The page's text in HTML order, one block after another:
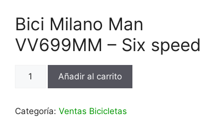
Bici Milano Man
VV699MM – Six speed
Milano
VV699MM
Añadir al carrito
Categoría: Ventas Bicicletas